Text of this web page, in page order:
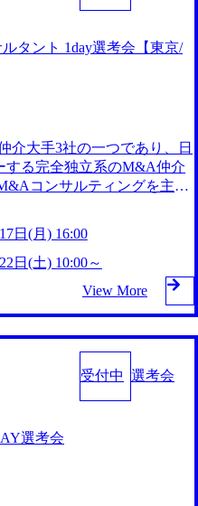
タント 1day選考会【東京/
介大手3社の一つであり、日
する完全独立系のM&A仲介
コンサルティングを主軸
、社内公募で、新規事業を
仲介をやるのは一昔前、将
の出口とその先の企業
関及び、会計・税理士事務
提携し、その国内最大級の
の情報が寄せられる 地方銀
300行庫）東京・大阪・名
議所 等 https://storage.google
public/images/2024092
dda5963f535d_1135x272.web
ma.co.jp/page/2024
（過去最高） 売上高 ：441
経常利益：165億円（過去
投資、事業投資（ファン
日(月) 16:00
日(土) 10:00～
View More
受付中 選考会
選考会